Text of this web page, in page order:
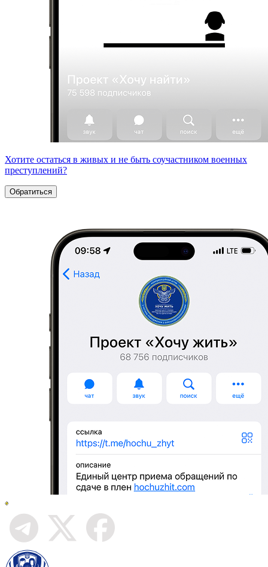
Хотите остаться в живых и не быть соучастником военных
преступлений?
Обратиться